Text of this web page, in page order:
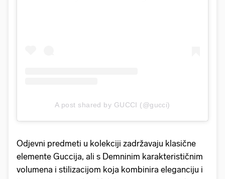
A post shared by GUCCI (@gucci)
Odjevni predmeti u kolekciji zadržavaju klasične
elemente Guccija, ali s Demninim karakterističnim
volumena i stilizacijom koja kombinira eleganciju i